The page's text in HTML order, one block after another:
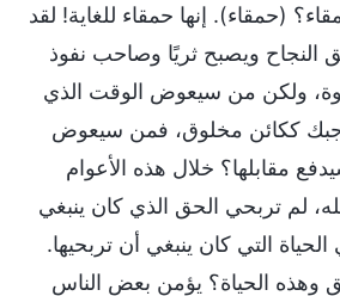
(حمقاء). إنها حمقاء للغاية! لقد
ويصبح ثريًا وصاحب نفوذ
ولكن من سيعوض الوقت الذي
ككائن مخلوق، فمن سيعوض
مقابلها؟ خلال هذه الأعوام
لم تربحي الحق الذي كان ينبغي
التي كان ينبغي أن تربحيها.
الحياة؟ يؤمن بعض الناس